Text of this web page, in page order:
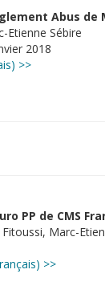
Abus
Etienne Sébire
2018
>>
PP de CMS
Marc-
>>